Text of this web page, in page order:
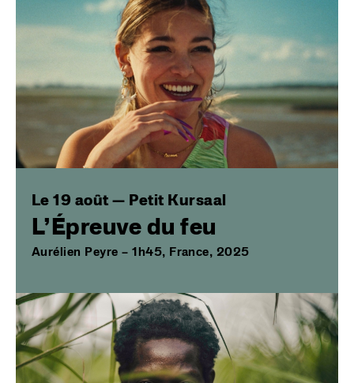
Le 19 août — Petit Kursaal
L’Épreuve du feu
Aurélien Peyre – 1h45, France, 2025
Image